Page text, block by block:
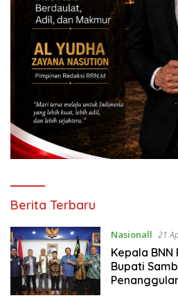
ragamrajawalinusantara.id
Berita Terbaru
Nasionall 21
Kepala BNN
Bupati